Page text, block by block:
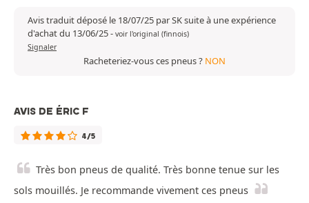
Avis traduit déposé le 18/07/25 par SK suite à une expérience
d'achat du 13/06/25- voir l'original (finnois)
Signaler
Racheteriez-vous ces pneus ? NON
AVIS DE ÉRIC F
4/5
Très bon pneus de qualité. Très bonne tenue sur les
sols mouillés. Je recommande vivement ces pneus